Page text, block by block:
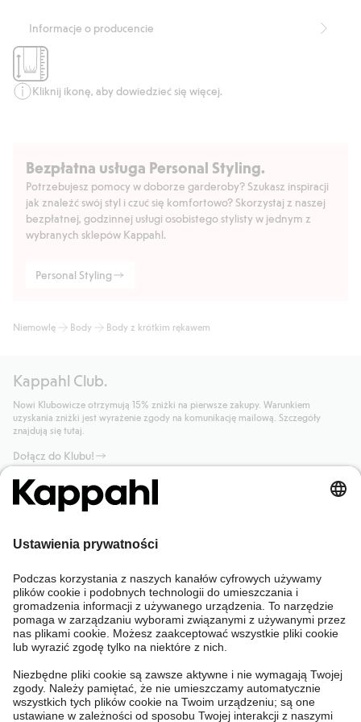
Organic cotton In-conversion- GOTS
Informacje o producencie
Kliknij ikonę, aby dowiedzieć się więcej.
Bezpłatna usługa Personal Styling.
Potrzebujesz pomocy w doborze garderoby? Szukasz inspiracji
jak znaleźć swój styl i czuć się komfortowo? Skorzystaj z naszej
bezpłatnej, godzinnej usługi osobistego stylisty w jednym z
wybranych sklepów Kappahl.
Personal Styling
Niemowlę Body Body z krótkim rękawem
Kappahl Club.
Nowi Klubowicze otrzymują 15% zniżki na pierwsze zakupy. Warunkiem
uzyskania zniżki jest wyrażenie zgody na komunikację mailową. Szczegóły
znajdują się tutaj.
Dołącz do Klubu!
Potrzebujesz pomocy?
Sklep internetowy
Częste pytania
Kappahl Club
Mój profil
O nas